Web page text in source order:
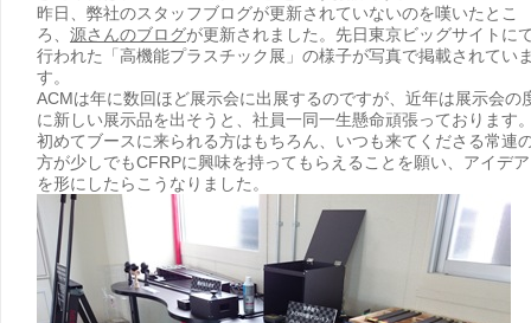
昨日、弊社のスタッフブログが更新されていないのを嘆いたとこ
ろ、 源さんのブログが更新されました。先日東京ビッグサイトに
行われた「高機能プラスチック展」の様子が写真で掲載されてい
す。
ACMは年に数回ほど展示会に出展するのですが、近年は展示会の
に新しい展示品を出そうと、社員一同一生懸命頑張っております
初めてブースに来られる方はもちろん、いつも来てくださる常連
方が少しでもCFRPに興味を持ってもらえることを願い、アイデア
を形にしたらこうなりました。